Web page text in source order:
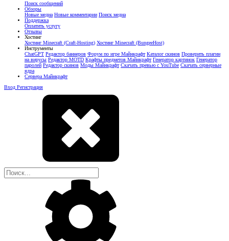
Поиск сообщений
Обзоры
Новые медиа Новые комментарии Поиск медиа
Поддержка
Оплатить услугу
Отзывы
Хостинг
Хостинг Minecraft (Craft-Hosting) Хостинг Minecraft (BungeeHost)
Инструменты
ChatGPT Редактор баннеров Форум по игре Майнкрафт Каталог скинов Проверить плагин
на вирусы Редактор MOTD Крафты предметов Майнкрафт Генератор картинок Генератор
паролей Редактор скинов Моды Майнкрафт Скачать превью с YouTube Скачать серверные
ядра
Сервера Майнкрафт
Вход Регистрация